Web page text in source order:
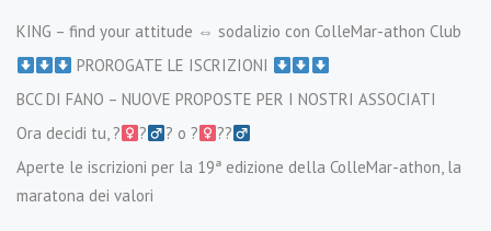
KING – find your attitude ⇔ sodalizio con ColleMar-athon Club
PROROGATE LE ISCRIZIONI
BCC DI FANO – NUOVE PROPOSTE PER I NOSTRI ASSOCIATI
Ora decidi tu, ?‍
?‍ ? o ?‍
??‍
Aperte le iscrizioni per la 19ª edizione della ColleMar-athon, la
maratona dei valori